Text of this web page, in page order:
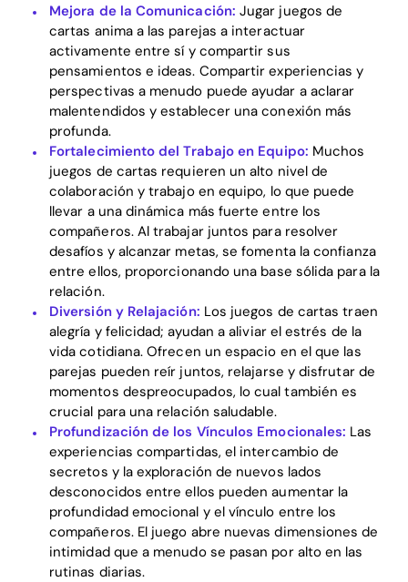
Mejora de la Comunicación: Jugar juegos de
cartas anima a las parejas a interactuar
activamente entre sí y compartir sus
pensamientos e ideas. Compartir experiencias y
perspectivas a menudo puede ayudar a aclarar
malentendidos y establecer una conexión más
profunda.
Fortalecimiento del Trabajo en Equipo: Muchos
juegos de cartas requieren un alto nivel de
colaboración y trabajo en equipo, lo que puede
llevar a una dinámica más fuerte entre los
compañeros. Al trabajar juntos para resolver
desafíos y alcanzar metas, se fomenta la confianza
entre ellos, proporcionando una base sólida para la
relación.
Diversión y Relajación: Los juegos de cartas traen
alegría y felicidad; ayudan a aliviar el estrés de la
vida cotidiana. Ofrecen un espacio en el que las
parejas pueden reír juntos, relajarse y disfrutar de
momentos despreocupados, lo cual también es
crucial para una relación saludable.
Profundización de los Vínculos Emocionales: Las
experiencias compartidas, el intercambio de
secretos y la exploración de nuevos lados
desconocidos entre ellos pueden aumentar la
profundidad emocional y el vínculo entre los
compañeros. El juego abre nuevas dimensiones de
intimidad que a menudo se pasan por alto en las
rutinas diarias.